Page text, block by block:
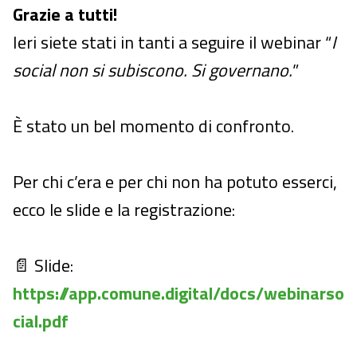
Grazie a tutti!
Ieri siete stati in tanti a seguire il webinar “I
social non si subiscono. Si governano.”
È stato un bel momento di confronto.
Per chi c’era e per chi non ha potuto esserci,
ecco le slide e la registrazione:
📄 Slide:
https://app.comune.digital/docs/webinarso
cial.pdf